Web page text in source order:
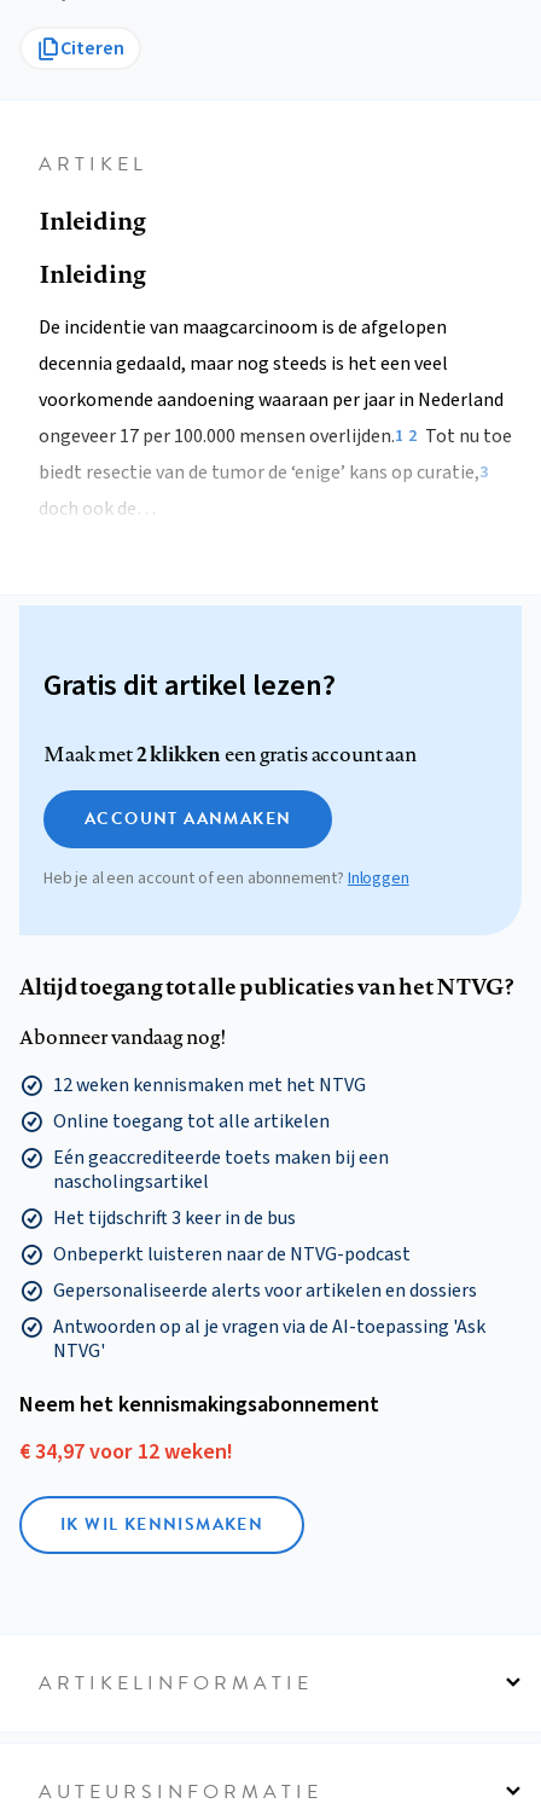
Citeren
ARTIKEL
Inleiding
Inleiding
De incidentie van maagcarcinoom is de afgelopen
decennia gedaald, maar nog steeds is het een veel
voorkomende aandoening waaraan per jaar in Nederland
ongeveer 17 per 100.000 mensen overlijden.1 2 Tot nu toe
biedt resectie van de tumor de ‘enige’ kans op curatie,3
doch ook de…
Gratis dit artikel lezen?
Maak met2 klikkeneen gratis account aan
ACCOUNT AANMAKEN
Heb je al een account of een abonnement? Inloggen
Altijd toegang tot alle publicaties van het NTVG?
Abonneer vandaag nog!
12 weken kennismaken met het NTVG
Online toegang tot alle artikelen
Eén geaccrediteerde toets maken bij een
nascholingsartikel
Het tijdschrift 3 keer in de bus
Onbeperkt luisteren naar de NTVG-podcast
Gepersonaliseerde alerts voor artikelen en dossiers
Antwoorden op al je vragen via de AI-toepassing 'Ask
NTVG'
Neem het kennismakings­abonnement
€ 34,97 voor 12 weken!
IK WIL KENNISMAKEN
ARTIKELINFORMATIE
AUTEURSINFORMATIE